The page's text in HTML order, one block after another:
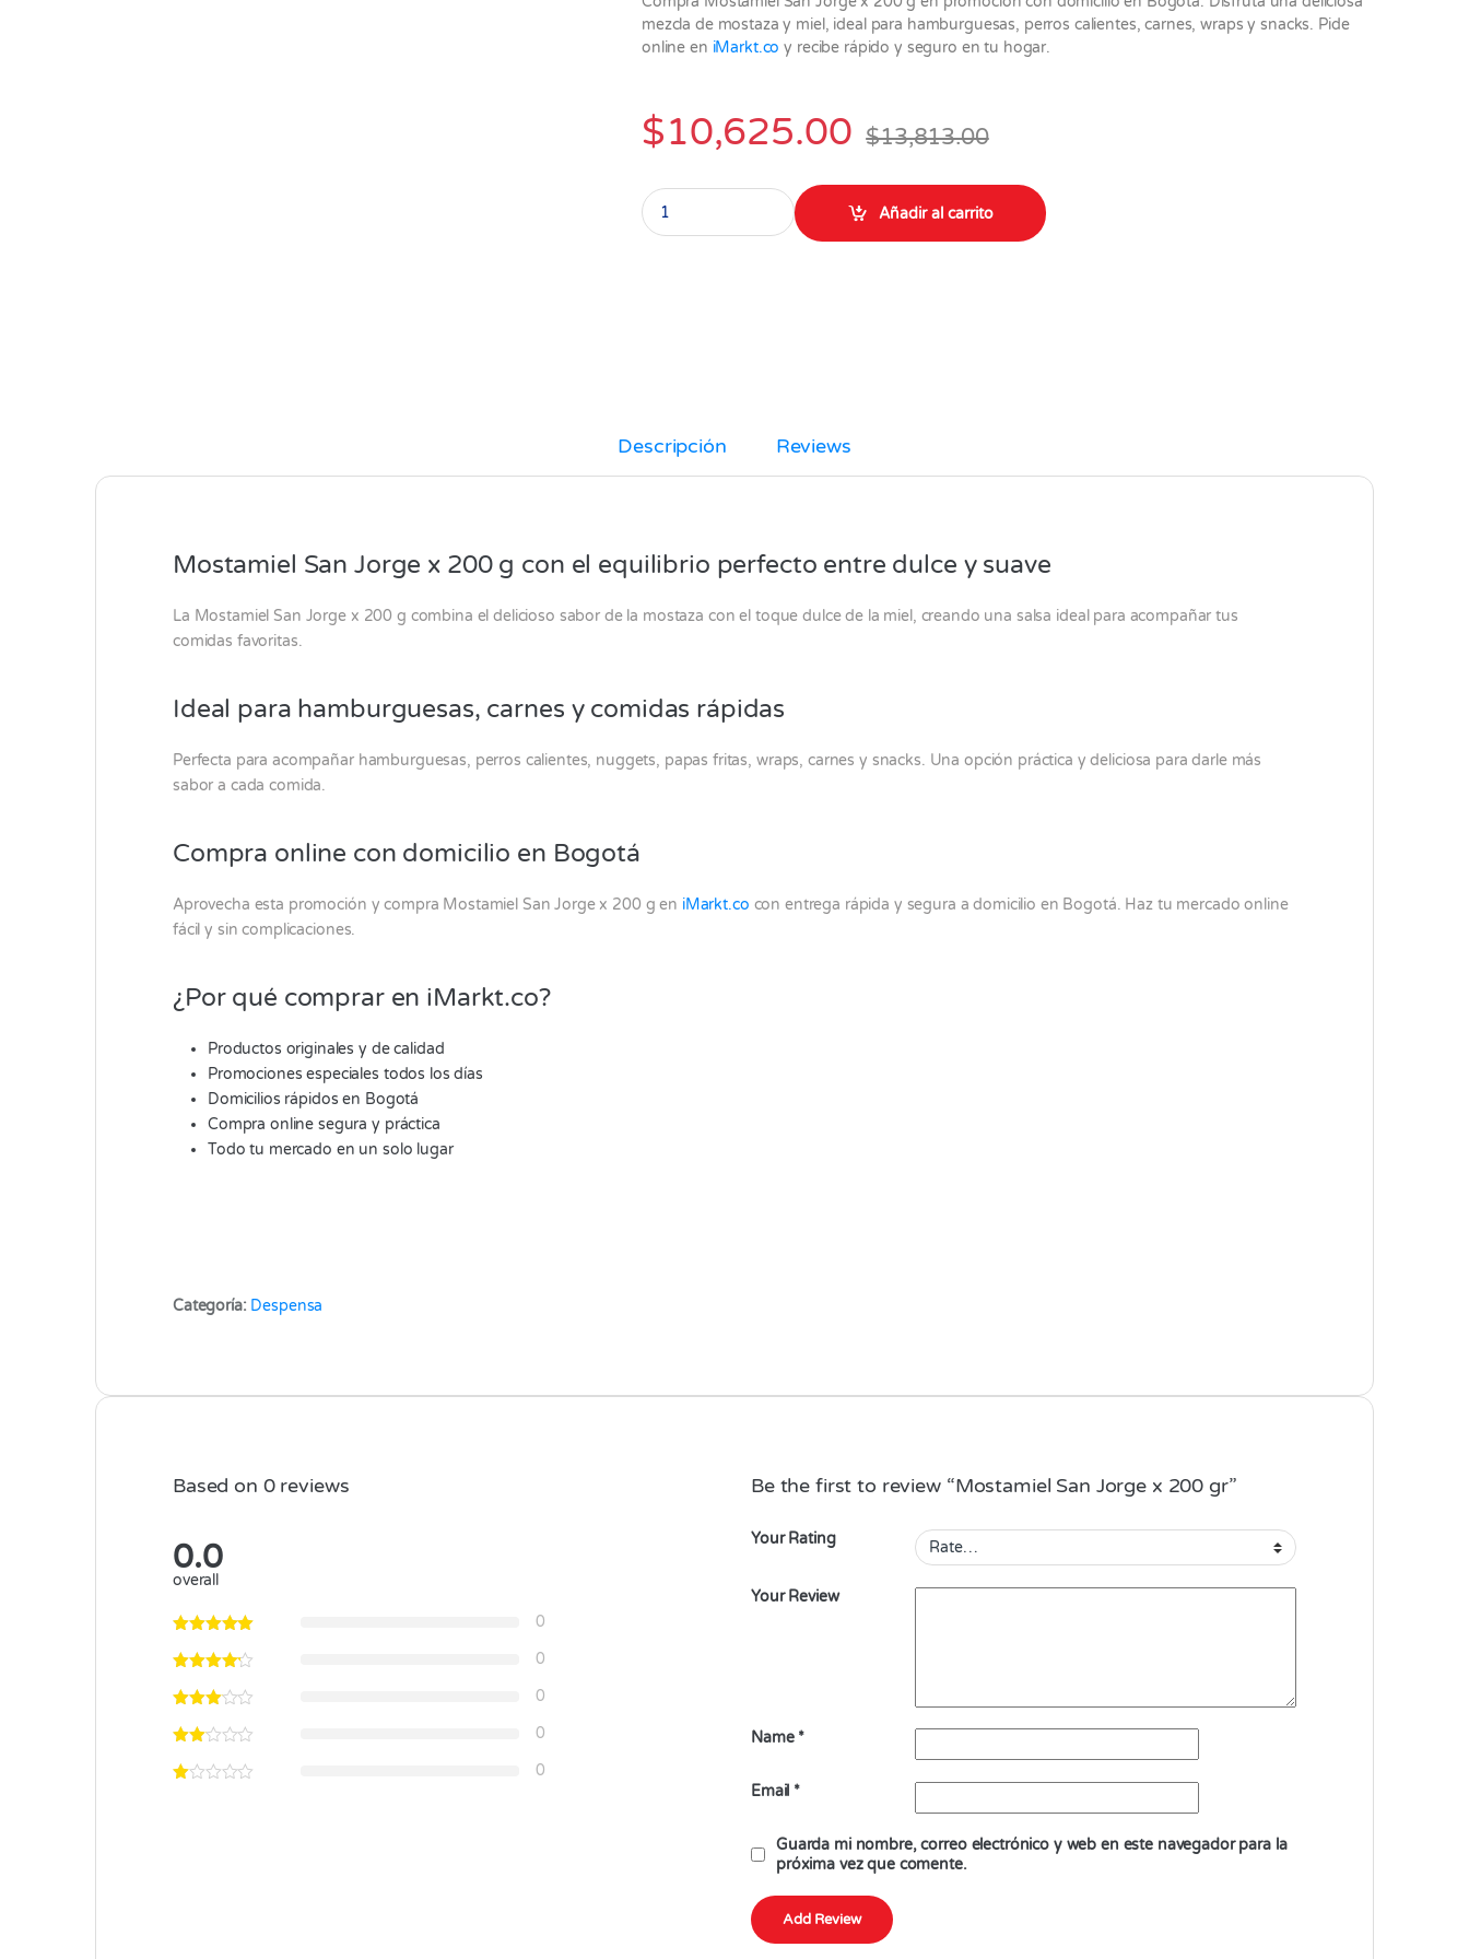
mezcla de mostaza y miel, ideal para hamburguesas, perros calientes, carnes, wraps y snacks. Pide
online en iMarkt.co y recibe rápido y seguro en tu hogar.
$10,625.00 $13,813.00
Mostamiel San Jorge x 200 gr quantity
Añadir al carrito
Descripción Reviews
Mostamiel San Jorge x 200 g con el equilibrio perfecto entre dulce y suave
La Mostamiel San Jorgex 200 g combina el delicioso sabor de la mostaza con el toque dulce de la miel, creando una salsa ideal para acompañar tus
comidas favoritas.
Ideal para hamburguesas, carnes y comidas rápidas
Perfecta para acompañar hamburguesas, perros calientes, nuggets, papas fritas, wraps, carnes y snacks. Una opción práctica y deliciosa para darle más
sabor a cada comida.
Compra online con domicilio en Bogotá
Aprovecha esta promoción y compra Mostamiel San Jorge x 200 g en iMarkt.co con entrega rápida y segura a domicilio en Bogotá. Haz tu mercado online
fácil y sin complicaciones.
¿Por qué comprar en iMarkt.co?
Productos originales y de calidad
Promociones especiales todos los días
Domicilios rápidos en Bogotá
Compra online segura y práctica
Todo tu mercado en un solo lugar
Categoría: Despensa
Based on 0 reviews
0.0
overall
0
0
0
0
0
Be the first to review “Mostamiel San Jorge x 200 gr”
Your Rating
Your Review
Name *
Email *
Guarda mi nombre, correo electrónico y web en este navegador para la
próxima vez que comente.